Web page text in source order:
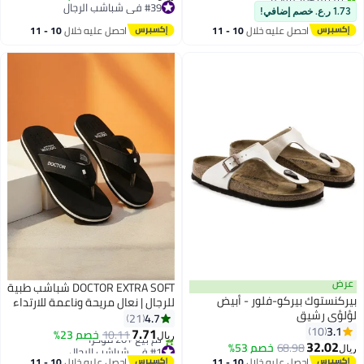
سير خفيفة للرجال، أحذية مسطحة
تجف بسرعة، أحذية رياضية للحمام،
للاستخدام في الداخل أو الخارج
#2 في شباشب الرجال
1.73 ر.ع. خصم إضافي!
احصل عليه خلال 10 - 11
اغسطس
#39 في شباشب الرجال
#39 في شباشب الرجال
احصل عليه خلال 10 - 11
اغسطس
عرض
بيركنستوك بيركو-فلور - أبيض
لؤلؤي رشيق
3.1
10
ريال32.02
68.98خصم 53%
DOCTOR EXTRA SOFT شباشب طبية
للرجال | نعال مريحة وناعمة للارتداء
اليومي، مانعة للانزلاق، خفيفة الوزن
ومريحة | ناعمة للغاية
4.7
21
ريال7.71
10.11خصم 23%
#1 في شباشب الرجال